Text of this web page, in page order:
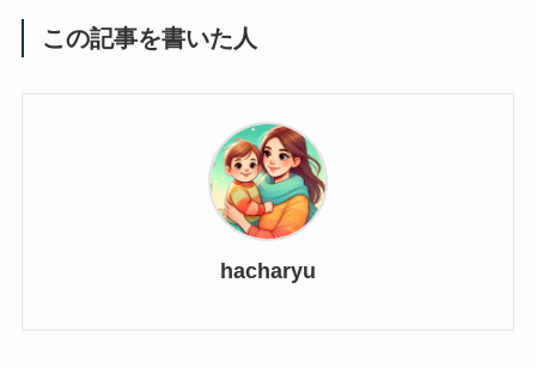
この記事を書いた人
hacharyu